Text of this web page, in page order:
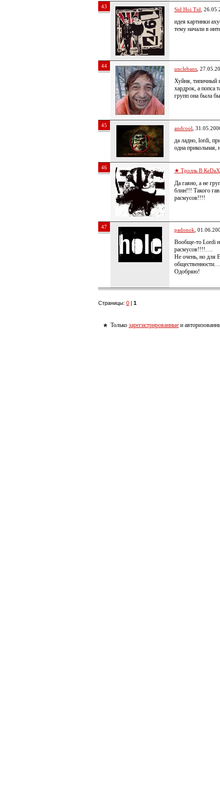
43 Sid Hoi Tid ,
идея картинки
тему начали в
44 unclebans ,
Хуйня, типичный
хардрок, а попса
групп она была
45 andcool ,
да ладно, lordi,
одна прикольная,
46 ★ Тролль В
Да гавно, а не
блин!!! Такого
расмусов!!!!
47 padonok ,
Вообще-то Lordi
расмусов!!!!….
Не очень, но для
Одобряю!
Страницы: 0 | 1
Только зарегистрированные и